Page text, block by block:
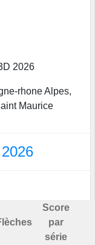
2026
rhone Alpes,
Maurice
Score
par
série